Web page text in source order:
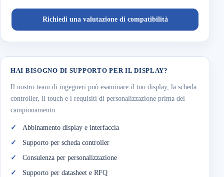
Richiedi una valutazione di compatibilità
HAI BISOGNO DI SUPPORTO PER IL DISPLAY?
Il nostro team di ingegneri può esaminare il tuo display, la scheda
controller, il touch e i requisiti di personalizzazione prima del
campionamento.
Abbinamento display e interfaccia
Supporto per scheda controller
Consulenza per personalizzazione
Supporto per datasheet e RFQ